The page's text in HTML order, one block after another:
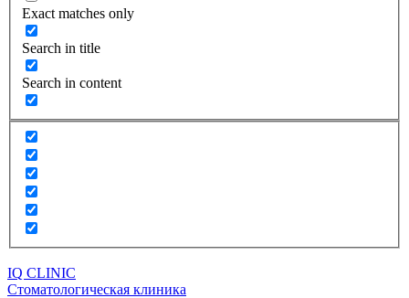
Exact matches only
Search in title
Search in content
IQ CLINIC
Стоматологическая клиника